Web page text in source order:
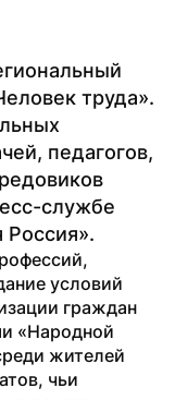
труда».
педагогов,
службе
Россия».
условий
граждан
«Народной
жителей
чьи